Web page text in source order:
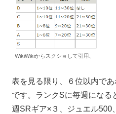
WikiWikiからスクショして引用、
表を見る限り、６位以内で
です。ランクSに毎週になる
週SRギア×３、ジュエル500